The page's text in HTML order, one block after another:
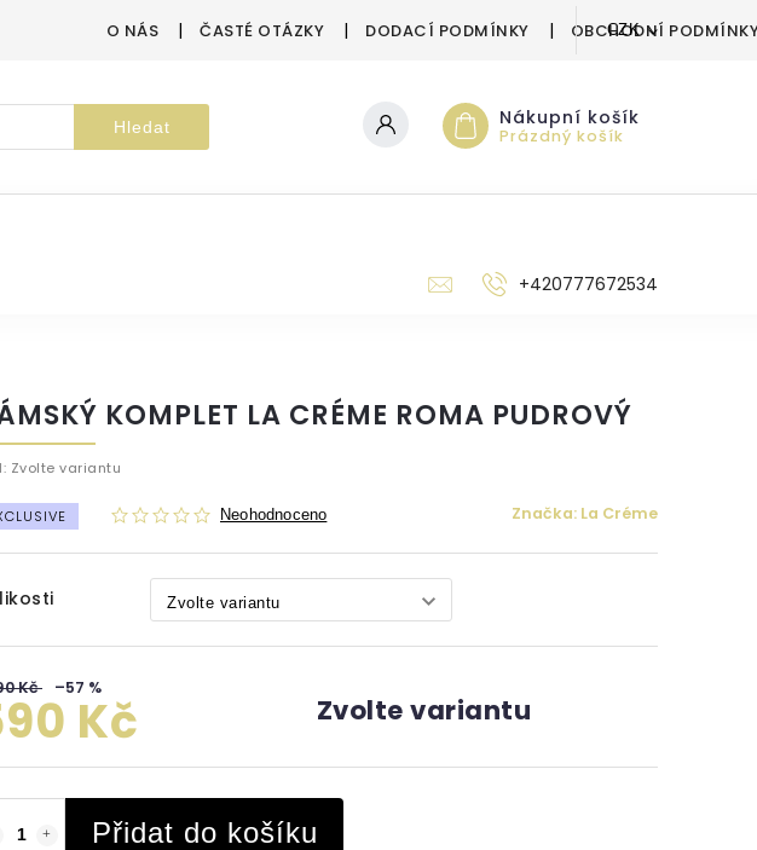
O NÁS ČASTÉ OTÁZKY DODACÍ PODMÍNKY OBCHODNÍ
CZK
Hledat Nákupní košík
Prázdný košík
‭+420777672534
KOMPLET LA CRÉME ROMA PUDROVÝ
Zvolte variantu
Neohodnoceno Značka: La Créme
Kč –57 %
Kč Zvolte variantu
Přidat do košíku